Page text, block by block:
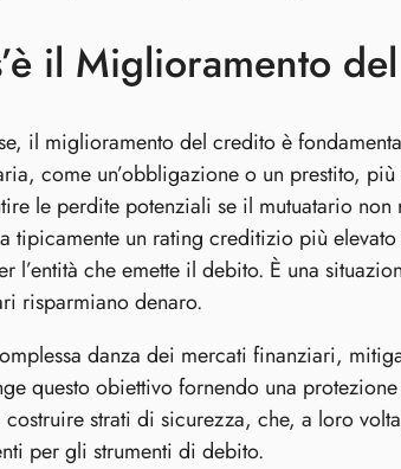
il Miglioramento
il miglioramento del credito è
come un’obbligazione o un prestito,
le perdite potenziali se il mutuatario
tipicamente un rating creditizio più
l’entità che emette il debito. È una
risparmiano denaro.
danza dei mercati finanziari,
questo obiettivo fornendo una
costruire strati di sicurezza, che, a loro
per gli strumenti di debito.